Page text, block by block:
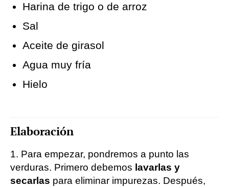
Harina de trigo o de arroz
Sal
Aceite de girasol
Agua muy fría
Hielo
Elaboración
1. Para empezar, pondremos a punto las
verduras. Primero debemos lavarlas y
secarlas para eliminar impurezas. Después,